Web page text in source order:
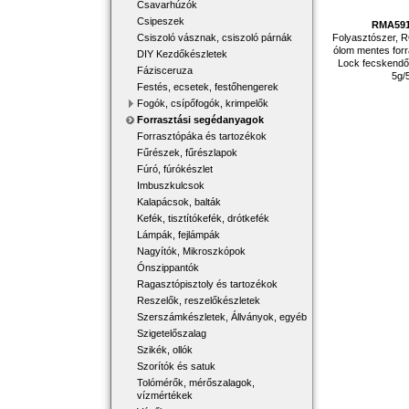
Csavarhúzók
Csipeszek
Csiszoló vásznak, csiszoló párnák
DIY Kezdőkészletek
Fázisceruza
Festés, ecsetek, festőhengerek
Fogók, csípőfogók, krimpelők
Forrasztási segédanyagok
Forrasztópáka és tartozékok
Fűrészek, fűrészlapok
Fúró, fúrókészlet
Imbuszkulcsok
Kalapácsok, balták
Kefék, tisztítókefék, drótkefék
Lámpák, fejlámpák
Nagyítók, Mikroszkópok
Ónszippantók
Ragasztópisztoly és tartozékok
Reszelők, reszelőkészletek
Szerszámkészletek, Állványok, egyéb
Szigetelőszalag
Szikék, ollók
Szorítók és satuk
Tolómérők, mérőszalagok,
vízmértékek
Folyasztószer,
ólom mentes
Lock
5g/